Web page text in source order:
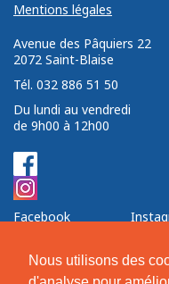
Nous utilisons des
Mentions légales
Avenue des Pâquiers 22 ­ ­
2072 Saint-Blaise ­ ­ ­
Tél. 032 886 51 50
Du lundi au vendredi
de 9h00 à 12h00
Facebook